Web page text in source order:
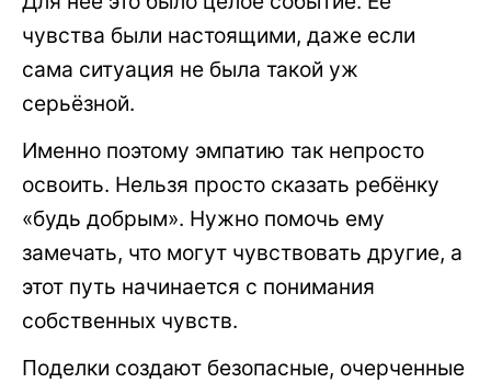
чувства были настоящими, даже если
сама ситуация не была такой уж
серьёзной.
Именно поэтому эмпатию так непросто
освоить. Нельзя просто сказать ребёнку
«будь добрым». Нужно помочь ему
замечать, что могут чувствовать другие, а
этот путь начинается с понимания
собственных чувств.
Поделки создают безопасные, очерченные